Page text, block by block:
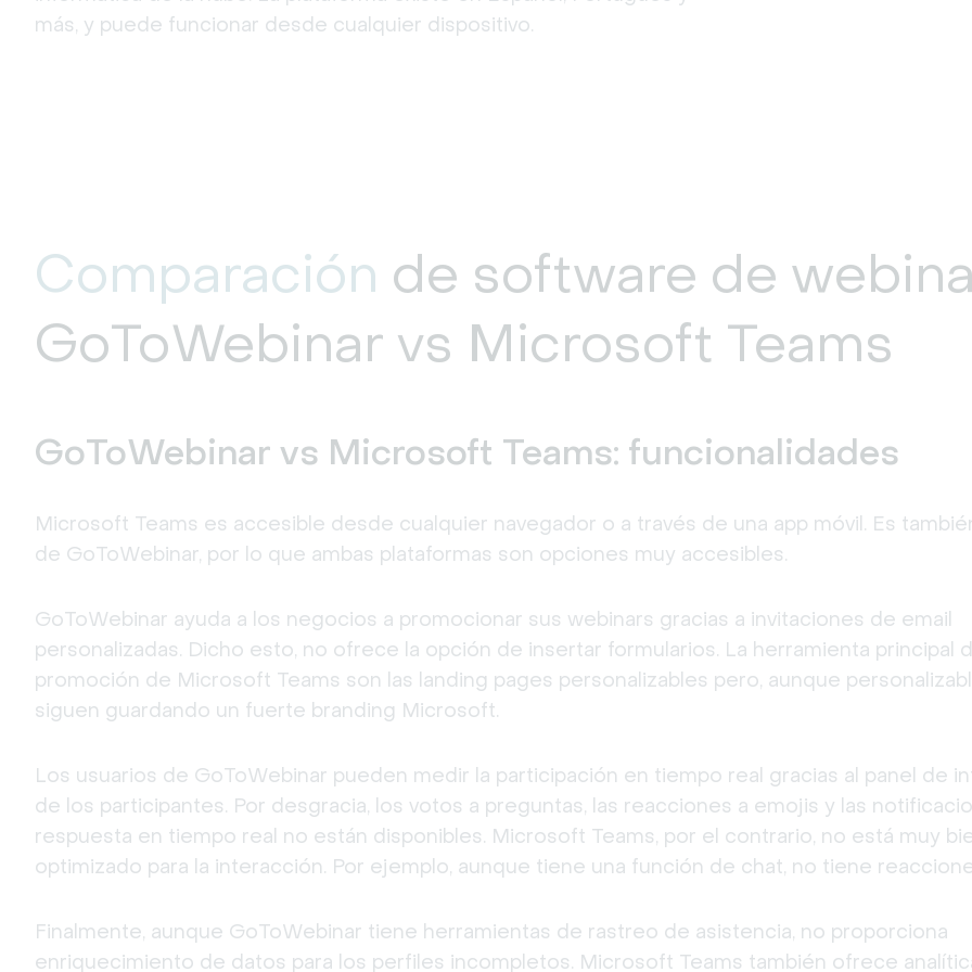
más, y puede funcionar desde cualquier dispositivo.
Comparación de software de
GoToWebinar vs Microsoft Teams
GoToWebinar vs Microsoft Teams: funcionalidades
Microsoft Teams es accesible desde cualquier navegador o a través de una app móvil. Es
de GoToWebinar, por lo que ambas plataformas son opciones muy accesibles.
GoToWebinar ayuda a los negocios a promocionar sus webinars gracias a invitaciones de email
personalizadas. Dicho esto, no ofrece la opción de insertar formularios. La herramienta principal
promoción de Microsoft Teams son las landing pages personalizables pero, aunque
siguen guardando un fuerte branding Microsoft.
Los usuarios de GoToWebinar pueden medir la participación en tiempo real gracias al panel de
de los participantes. Por desgracia, los votos a preguntas, las reacciones a emojis y las
respuesta en tiempo real no están disponibles. Microsoft Teams, por el contrario, no está muy
optimizado para la interacción. Por ejemplo, aunque tiene una función de chat, no tiene
Finalmente, aunque GoToWebinar tiene herramientas de rastreo de asistencia, no proporciona
enriquecimiento de datos para los perfiles incompletos. Microsoft Teams también ofrece